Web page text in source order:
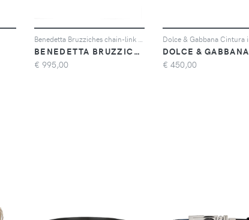
BENEDETTA BRUZZICHES
€ 995,00
DOLCE & GABBANA
€ 450,00